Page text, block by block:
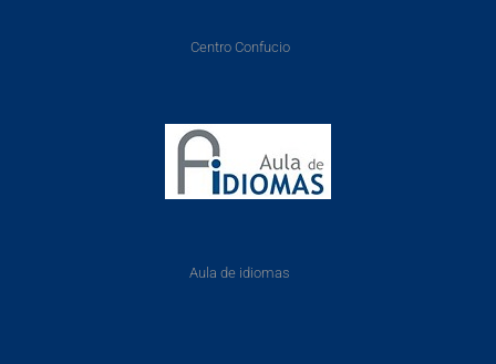
Centro Confucio
Aula de idiomas